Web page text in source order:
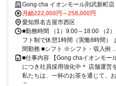
当/社宅・結婚・出産祝い金制度etc）
Gong cha イオンモール則武新町店
月給222,000円～258,000円
愛知県名古屋市西区
■勤務時間 （1）9:00～18:00 （2
フト制で休憩1時間（実働8時間）
間勤務 ■シフト ※シフト・収入例
■仕事内容 【Gong chaイオンモー
につき社員採用強化中＊ 店舗運営
私たちは、一杯のお茶を通じて、
こ...